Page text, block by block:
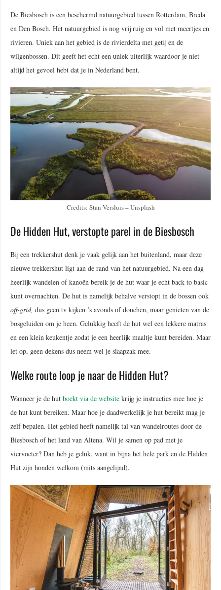
De Biesbosch is een beschermd natuurgebied tussen Rotterdam, Breda
en Den Bosch. Het natuurgebied is nog vrij ruig en vol met meertjes en
rivieren. Uniek aan het gebied is de rivierdelta met getij en de
wilgenbossen. Dit geeft het echt een uniek uiterlijk waardoor je niet
altijd het gevoel hebt dat je in Nederland bent.
Credits: Stan Versluis – Unsplash
De Hidden Hut, verstopte parel in de Biesbosch
Bij een trekkershut denk je vaak gelijk aan het buitenland, maar deze
nieuwe trekkershut ligt aan de rand van het natuurgebied. Na een dag
heerlijk wandelen of kanoën bereik je de hut waar je echt back to basic
kunt overnachten. De hut is namelijk behalve verstopt in de bossen ook
off-grid, dus geen tv kijken ’s avonds of douchen, maar genieten van de
bosgeluiden om je heen. Gelukkig heeft de hut wel een lekkere matras
en een klein keukentje zodat je een heerlijk maaltje kunt bereiden. Maar
let op, geen dekens dus neem wel je slaapzak mee.
Welke route loop je naar de Hidden Hut?
Wanneer je de hut boekt via de website krijg je instructies mee hoe je
de hut kunt bereiken. Maar hoe je daadwerkelijk je hut bereikt mag je
zelf bepalen. Het gebied heeft namelijk tal van wandelroutes door de
Biesbosch of het land van Altena. Wil je samen op pad met je
viervoeter? Dan heb je geluk, want in bijna het hele park en de Hidden
Hut zijn honden welkom (mits aangelijnd).